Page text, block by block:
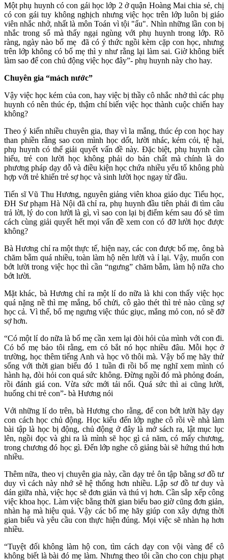
Một phụ huynh có con gái học lớp 2 ở quận Hoàng Mai chia sẻ, chị
có con gái tuy không nghịch nhưng việc học trên lớp luôn bị giáo
viên nhắc nhở, nhất là môn Toán vì tội "ẩu". Nhìn những lần con bị
nhắc trong sổ mà thấy ngại ngùng với phụ huynh trong lớp. Rõ
ràng, ngày nào bố mẹ đã có ý thức ngồi kèm cặp con học, nhưng
trên lớp không có bố mẹ thì y như rằng lại làm sai. Giờ không biết
làm sao để con chủ động việc học đây”- phụ huynh này cho hay.
Chuyên gia “mách nước”
Vậy việc học kém của con, hay việc bị thầy cô nhắc nhở thì các phụ
huynh có nên thúc ép, thậm chí biến việc học thành cuộc chiến hay
không?
Theo ý kiến nhiều chuyên gia, thay vì la mắng, thúc ép con học hay
than phiền rằng sao con mình học dốt, lười nhác, kém cỏi, tệ hại,
phụ huynh có thể giải quyết vấn đề này. Đặc biệt, phụ huynh cần
hiểu, trẻ con lười học không phải do bản chất mà chính là do
phương pháp dạy dỗ và điều kiện học chứa nhiều yếu tố không phù
hợp với trẻ khiến trẻ sợ học và sinh lười học ngay từ đầu.
Tiến sĩ Vũ Thu Hương, nguyên giảng viên khoa giáo dục Tiểu học,
ĐH Sư phạm Hà Nội đã chỉ ra, phụ huynh đầu tiên phải đi tìm câu
trả lời, lý do con lười là gì, vì sao con lại bị điểm kém sau đó sẽ tìm
cách cùng giải quyết hết mọi vấn đề xem con có đỡ lười học được
không?
Bà Hương chỉ ra một thực tế, hiện nay, các con được bố mẹ, ông bà
chăm bẵm quá nhiều, toàn làm hộ nên lười và ỉ lại. Vậy, muốn con
bớt lười trong việc học thì cần “ngưng” chăm bẵm, làm hộ nữa cho
bớt lười.
Mặt khác, bà Hương chỉ ra một lí do nữa là khi con thấy việc học
quá nặng nề thì mẹ mắng, bố chửi, cô gào thét thì trẻ nào cũng sợ
học cả. Vì thế, bố mẹ ngưng việc thúc giục, mắng mỏ con, nó sẽ đỡ
sợ hơn.
“Có một lí do nữa là bố mẹ cần xem lại đòi hỏi của mình với con đi.
Có bố mẹ bảo tôi rằng, em có bắt nó học nhiều đâu. Mỗi học ở
trường, học thêm tiếng Anh và học võ thôi mà. Vậy bố mẹ hãy thử
sống với thời gian biểu đó 1 tuần đi rồi bố mẹ nghĩ xem mình có
hành hạ, đòi hỏi con quá sức không. Đừng ngồi đó mà phỏng đoán,
rồi đánh giá con. Vừa sức mới tải nổi. Quá sức thì ai cũng lười,
huống chi trẻ con”- bà Hương nói
Với những lí do trên, bà Hương cho rằng, để con bớt lười hãy dạy
con cách học chủ động. Học kiểu đến lớp nghe cô rồi về nhà làm
bài tập là học bị động, chủ động ở đây là mở sách ra, lật mục lục
lên, ngồi đọc và ghi ra là mình sẽ học gì cả năm, có mấy chương,
trong chương đó học gì. Đến lớp nghe cô giảng bài sẽ hứng thú hơn
nhiều.
Thêm nữa, theo vị chuyên gia này, cần dạy trẻ ôn tập bằng sơ đồ tư
duy vì cách này nhớ sẽ hệ thống hơn nhiều. Lập sơ đồ tư duy và
dán giữa nhà, việc học sẽ đơn giản và thú vị hơn. Cần sắp xếp công
việc khoa học. Làm việc bằng thời gian biểu bao giờ cũng đơn giản,
nhàn hạ mà hiệu quả. Vậy các bố mẹ hãy giúp con xây dựng thời
gian biểu và yêu cầu con thực hiện đúng. Mọi việc sẽ nhàn hạ hơn
nhiều.
“Tuyệt đối không làm hộ con, tìm cách dạy con vội vàng để cô
không biết là bài đó mẹ làm. Nhưng theo tôi cần cho con chịu phạt